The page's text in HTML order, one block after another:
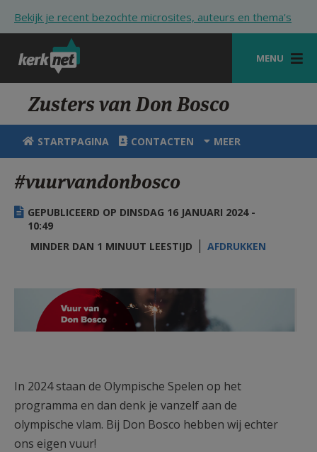
Bekijk je recent bezochte microsites, auteurs en thema's
MENU
STARTPAGINA
KERK
VIERINGEN
SHOP
ZOEKEN
HULP
MIJN PAROCHIE
AANMELDEN OF REGISTREREN
Zusters van Don Bosco
STARTPAGINA CONTACTEN MEER
#vuurvandonbosco
GEPUBLICEERD OP DINSDAG 16 JANUARI 2024 -
10:49
MINDER DAN 1 MINUUT LEESTIJD
AFDRUKKEN
Afbeelding1000.png
In 2024 staan de Olympische Spelen op het
programma en dan denk je vanzelf aan de
olympische vlam. Bij Don Bosco hebben wij echter
ons eigen vuur!